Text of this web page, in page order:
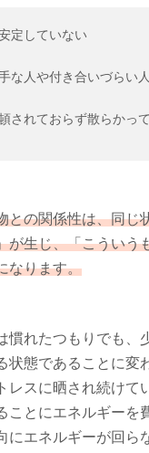
定していない
な人や付き合いづらい
されておらず散らかっ
との関係性は、同じ
が生じ、「こういう
なります。
慣れたつもりでも、
状態であることに変
レスに晒され続けて
ことにエネルギーを
にエネルギーが回ら